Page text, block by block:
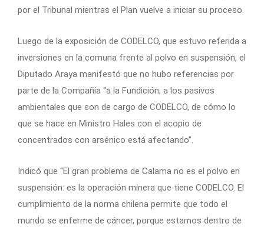
por el Tribunal mientras el Plan vuelve a iniciar su proceso.
Luego de la exposición de CODELCO, que estuvo referida a
inversiones en la comuna frente al polvo en suspensión, el
Diputado Araya manifestó que no hubo referencias por
parte de la Compañía “a la Fundición, a los pasivos
ambientales que son de cargo de CODELCO, de cómo lo
que se hace en Ministro Hales con el acopio de
concentrados con arsénico está afectando”.
Indicó que “El gran problema de Calama no es el polvo en
suspensión: es la operación minera que tiene CODELCO. El
cumplimiento de la norma chilena permite que todo el
mundo se enferme de cáncer, porque estamos dentro de